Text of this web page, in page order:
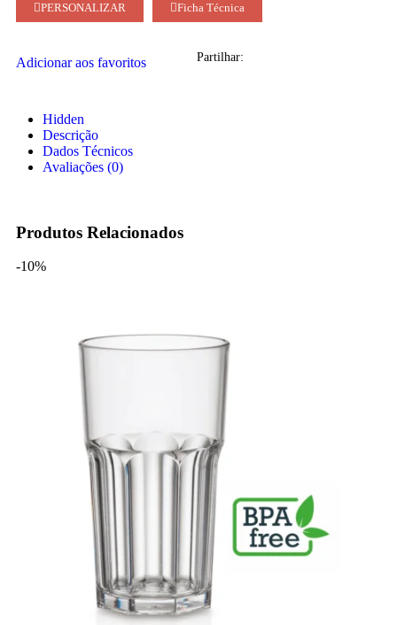
PERSONALIZAR Ficha Técnica
Adicionar aos favoritos Partilhar:
Hidden
Descrição
Dados Técnicos
Avaliações (0)
Produtos Relacionados
-10%